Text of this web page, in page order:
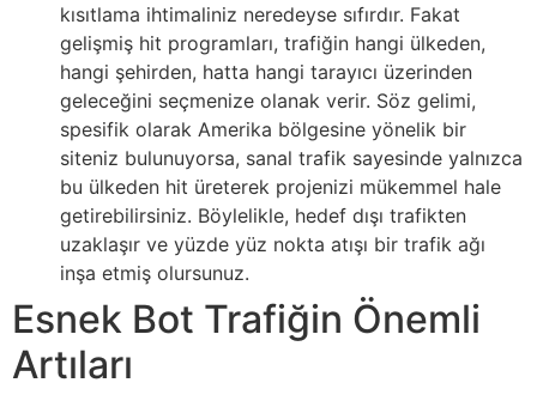
kısıtlama ihtimaliniz neredeyse sıfırdır. Fakat
gelişmiş hit programları, trafiğin hangi ülkeden,
hangi şehirden, hatta hangi tarayıcı üzerinden
geleceğini seçmenize olanak verir. Söz gelimi,
spesifik olarak Amerika bölgesine yönelik bir
siteniz bulunuyorsa, sanal trafik sayesinde yalnızca
bu ülkeden hit üreterek projenizi mükemmel hale
getirebilirsiniz. Böylelikle, hedef dışı trafikten
uzaklaşır ve yüzde yüz nokta atışı bir trafik ağı
inşa etmiş olursunuz.
Esnek Bot Trafiğin Önemli
Artıları